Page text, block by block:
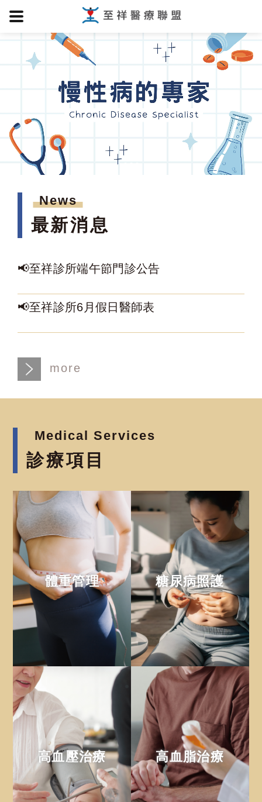
News
最新消息
📢至祥診所端午節門診公告
📢至祥診所6月假日醫師表
more
Medical Services
診療項目
體重管理 糖尿病照護
高血壓治療 高血脂治療